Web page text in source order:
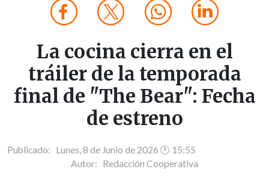
La cocina cierra en el
tráiler de la temporada
final de "The Bear": Fecha
de estreno
Publicado: Lunes, 8 de Junio de 2026 🕐 15:55
Autor: Redacción Cooperativa